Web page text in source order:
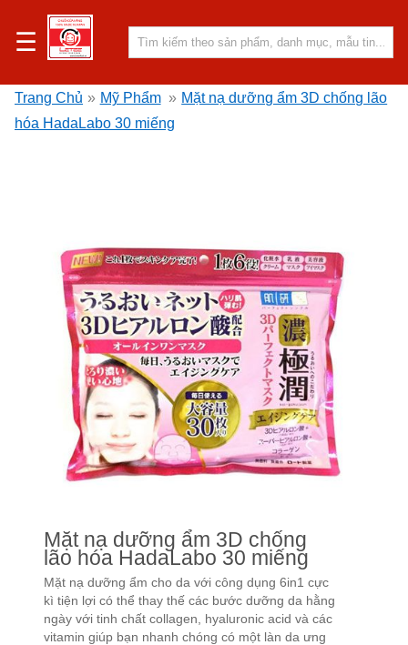
☰
Trang Chủ » Mỹ Phẩm » Mặt nạ dưỡng ẩm 3D chống lão
hóa HadaLabo 30 miếng
Mặt nạ dưỡng ẩm 3D chống
lão hóa HadaLabo 30 miếng
Mặt nạ dưỡng ẩm cho da với công dụng 6in1 cực
kì tiện lợi có thể thay thế các bước dưỡng da hằng
ngày với tinh chất collagen, hyaluronic acid và các
vitamin giúp bạn nhanh chóng có một làn da ưng